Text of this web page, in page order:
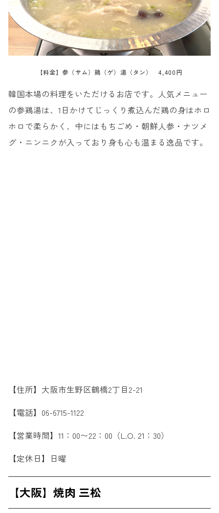
【料金】参（サム）鶏（ゲ）湯（タン） 4,400円
韓国本場の料理をいただけるお店です。人気メニュー
の参鶏湯は、1日かけてじっくり煮込んだ鶏の身はホロ
ホロで柔らかく、中にはもちごめ・朝鮮人参・ナツメ
グ・ニンニクが入っており身も心も温まる逸品です。
【住所】大阪市生野区鶴橋2丁目2-21
【電話】06-6715-1122
【営業時間】11：00〜22：00（L.O. 21：30）
【定休日】日曜
【大阪】焼肉 三松